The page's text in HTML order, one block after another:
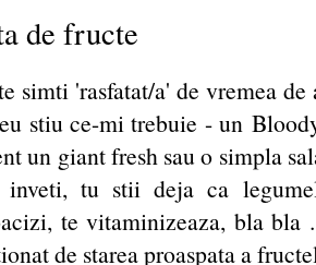
de fructe
simti 'rasfatat/a' de vremea
stiu ce-mi trebuie - un
un giant fresh sau o simpla
tu stii deja ca
te vitaminizeaza, bla bla
de starea proaspata a